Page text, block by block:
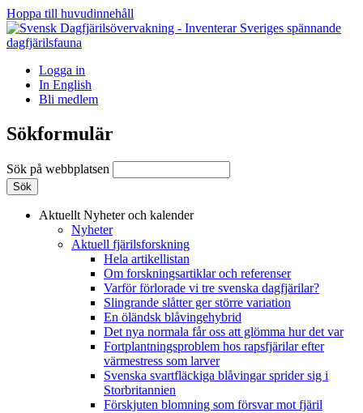
Hoppa till huvudinnehåll
Logga in
In English
Bli medlem
Sökformulär
Sök på webbplatsen
Aktuellt Nyheter och kalender
Nyheter
Aktuell fjärilsforskning
Hela artikellistan
Om forskningsartiklar och referenser
Varför förlorade vi tre svenska dagfjärilar?
Slingrande slåtter ger större variation
En öländsk blåvingehybrid
Det nya normala får oss att glömma hur det var
Fortplantningsproblem hos rapsfjärilar efter
värmestress som larver
Svenska svartfläckiga blåvingar sprider sig i
Storbritannien
Förskjuten blomning som försvar mot fjäril